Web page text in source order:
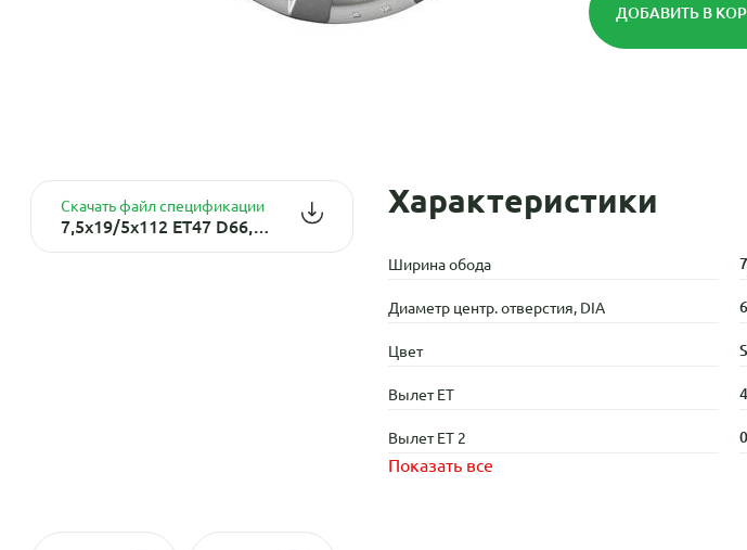
ДОБАВИТЬ В
Скачать файл спецификации
7,5x19/5x112 ET47 D66,6 MR160 Sil (конус, MB001)
Характеристики
Ширина обода
Диаметр центр. отверстия, DIA
Цвет
Вылет ET
Вылет ET 2
Показать все